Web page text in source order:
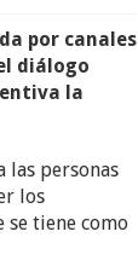
por canales
diálogo
la
las personas
los
tiene como